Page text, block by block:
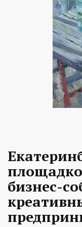
бизнес-